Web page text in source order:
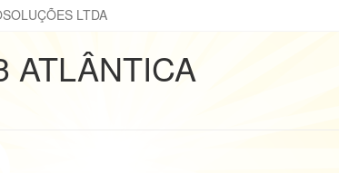
LTDA
ATLÂNTICA